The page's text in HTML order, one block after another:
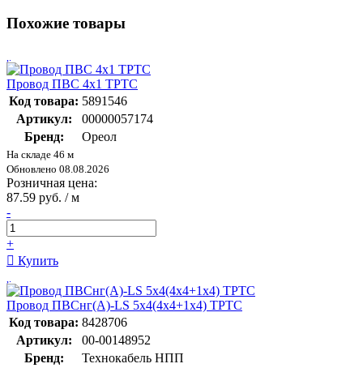
Похожие товары
Провод ПВС 4х1 ТРТС
Код товара: 5891546
Артикул:
00000057174
Бренд:
Ореол
На складе 46 м
Обновлено 08.08.2026
Розничная цена:
87.59 руб. / м
-
+
Купить
Провод ПВСнг(А)-LS 5х4(4х4+1х4) ТРТС
Код товара: 8428706
Артикул:
00-00148952
Бренд:
Технокабель НПП